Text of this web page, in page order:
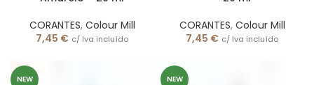
CORANTES, Colour Mill
7,45 € c/ Iva incluído
CORANTES, Colour Mill
7,45 € c/ Iva incluído
NEW NEW